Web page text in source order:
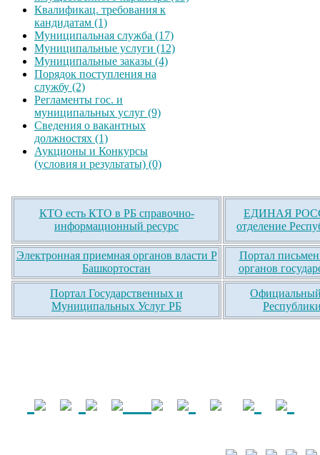
Квалификац. требования к
кандидатам (1)
Муниципальная служба (17)
Муниципальные услуги (12)
Муниципальные заказы (4)
Порядок поступления на
службу (2)
Регламенты гос. и
муниципальных услуг (9)
Сведения о вакантных
должностях (1)
Аукционы и Конкурсы
(условия и результаты) (0)
КТО есть КТО в РБ справочно-
информационный ресурс
ЕДИНАЯ
отделение
Электронная приемная органов власти Р
Башкортостан
Портал
органов
Портал Государственных и
Муниципальных Услуг РБ
Официальный